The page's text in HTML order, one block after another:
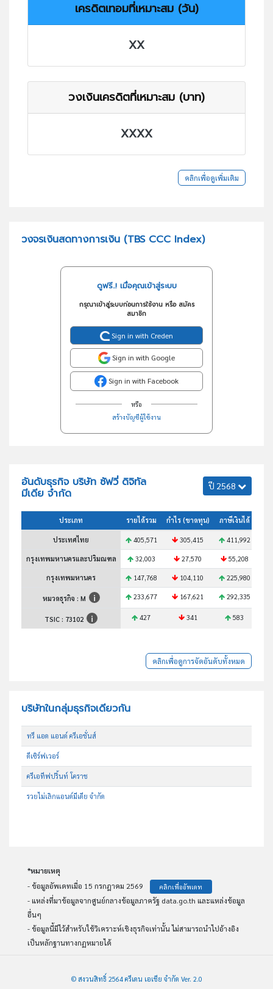
เครดิตเทอมที่เหมาะสม (วัน)
XX
วงเงินเครดิตที่เหมาะสม (บาท)
XXXX
คลิกเพื่อดูเพิ่มเติม
วงจรเงินสดทางการเงิน (TBS CCC Index)
ดูฟรี..! เมื่อคุณเข้าสู่ระบบ
กรุณาเข้าสู่ระบบก่อนการใช้งาน หรือ สมัคร
สมาชิก
Sign in with Creden
Sign in with Google
Sign in with Facebook
หรือ
สร้างบัญชีผู้ใช้งาน
อันดับธุรกิจ บริษัท ซัฟวี่ ดิจิทัล
มีเดีย จำกัด
ปี 2568
ประเภท รายได้รวม กำไร (ขาดทุน) ภาษีเงินได้
ประเทศไทย 405,571 305,415 411,992
กรุงเทพมหานครและปริมณฑล 32,003 27,570 55,208
กรุงเทพมหานคร 147,768 104,110 225,980
หมวดธุรกิจ : M 233,677 167,621 292,335
TSIC : 73102 427 341 583
คลิกเพื่อดูการจัดอันดับทั้งหมด
บริษัทในกลุ่มธุรกิจเดียวกัน
ทรี แอด แอนด์ ครีเอชั่นส์
ดีเซิร์ฟเวอร์
ครีเอทีฟปริ้นท์ โคราช
รวยไม่เลิกแอนด์มีเดีย จำกัด
*หมายเหตุ
- ข้อมูลอัพเดทเมื่อ 15 กรกฎาคม 2569
คลิกเพื่ออัพเดท
- แหล่งที่มาข้อมูลจากศูนย์กลางข้อมูลภาครัฐ data.go.th และแหล่งข้อมูล
อื่นๆ
- ข้อมูลนี้มีไว้สำหรับใช้วิเคราะห์เชิงธุรกิจเท่านั้น ไม่สามารถนำไปอ้างอิง
เป็นหลักฐานทางกฏหมายได้
© สงวนสิทธิ์ 2564 ครีเดน เอเชีย จำกัด Ver. 2.0